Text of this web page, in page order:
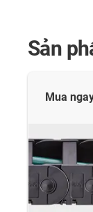
Sản
Mua